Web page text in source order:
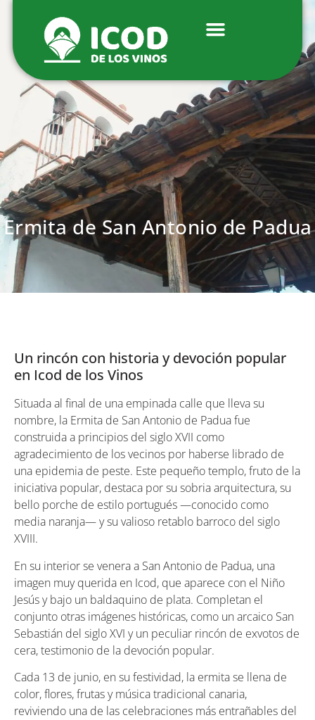
Ermita de San Antonio de Padua
Un rincón con historia y devoción popular
en Icod de los Vinos
Situada al final de una empinada calle que lleva su
nombre, la Ermita de San Antonio de Padua fue
construida a principios del siglo XVII como
agradecimiento de los vecinos por haberse librado de
una epidemia de peste. Este pequeño templo, fruto de la
iniciativa popular, destaca por su sobria arquitectura, su
bello porche de estilo portugués —conocido como
media naranja— y su valioso retablo barroco del siglo
XVIII.
En su interior se venera a San Antonio de Padua, una
imagen muy querida en Icod, que aparece con el Niño
Jesús y bajo un baldaquino de plata. Completan el
conjunto otras imágenes históricas, como un arcaico San
Sebastián del siglo XVI y un peculiar rincón de exvotos de
cera, testimonio de la devoción popular.
Cada 13 de junio, en su festividad, la ermita se llena de
color, flores, frutas y música tradicional canaria,
reviviendo una de las celebraciones más entrañables del